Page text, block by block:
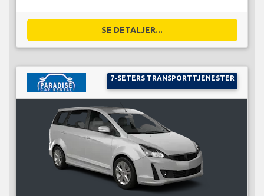
SE DETALJER...
7-SETERS TRANSPORTTJENESTER